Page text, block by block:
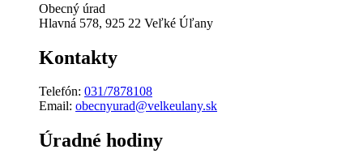
Obecný úrad
Hlavná 578, 925 22 Veľké Úľany
Kontakty
Telefón: 031/7878108
Email: obecnyurad@velkeulany.sk
Úradné hodiny